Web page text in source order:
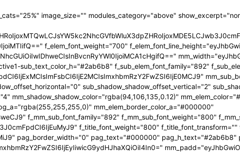
image_size="" modules_category="above"
f_elem_font_weight="700"
sub_text_color_h="#2ab6b8" f_sub_elem_font_family="892"
sub_shadow_shadow_offset_vertical="2"
mm_shadow_shadow_color="rgba(94,106,135,0.12)"
mm_elem_border_color_a="#000000"
f_mm_sub_font_family="892" f_mm_sub_font_weight="800"
f_title_font_weight="800"
pag_border_width="0" pag_text="#000000"